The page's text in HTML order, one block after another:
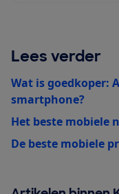
Lees verder
Wat is goedkoper:
smartphone?
Het beste mobiele
De beste mobiele